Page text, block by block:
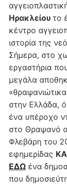
Ηρακλείου το
κέντρο
ιστορία της
Σήμερα, στο
εργαστήρια
μεγάλα
στην Ελλάδα,
ένα υπέροχο
στο Θραψανό
Φλεβάρη του
εφημερίδας
ΕΔΩένα
που